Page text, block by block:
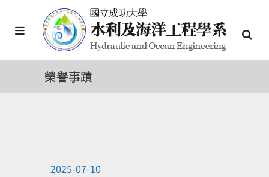
榮譽事蹟
2025-07-10